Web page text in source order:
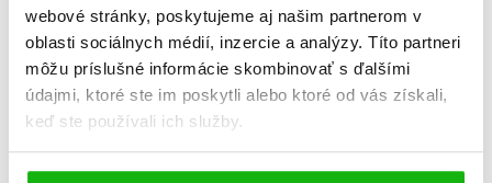
webové stránky, poskytujeme aj našim partnerom v
oblasti sociálnych médií, inzercie a analýzy. Títo partneri
môžu príslušné informácie skombinovať s ďalšími
údajmi, ktoré ste im poskytli alebo ktoré od vás získali,
keď ste používali ich služby.